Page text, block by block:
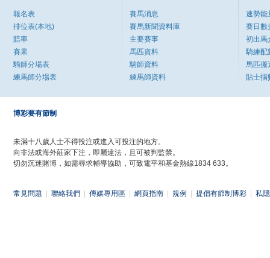
報名表
排位表(本地)
賠率
賽果
騎師分場表
練馬師分場表
賽馬消息
賽馬新聞資料庫
主要賽事
馬匹資料
騎師資料
練馬師資料
速勢能
賽日數
初出馬
騎練配
馬匹搬
貼士指
博彩要有節制
未滿十八歲人士不得投注或進入可投注的地方。
向非法或海外莊家下注，即屬違法，且可被判監禁。
切勿沉迷賭博，如需尋求輔導協助，可致電平和基金熱線1834 633。
常見問題 聯絡我們 傳媒專用區 網頁指南 規例 提倡有節制博彩 私